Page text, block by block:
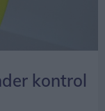
kontrol